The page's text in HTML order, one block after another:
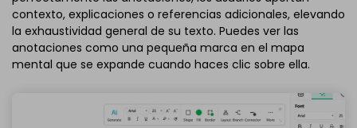
contexto, explicaciones o referencias adicionales, elevando
la exhaustividad general de su texto. Puedes ver las
anotaciones como una pequeña marca en el mapa
mental que se expande cuando haces clic sobre ella.